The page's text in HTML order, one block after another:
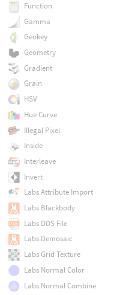
Function
Gamma
Geokey
Geometry
Gradient
Grain
HSV
Hue Curve
Illegal Pixel
Inside
Interleave
Invert
Labs Attribute Import
Labs Blackbody
Labs DDS File
Labs Demosaic
Labs Grid Texture
Labs Normal Color
Labs Normal Combine